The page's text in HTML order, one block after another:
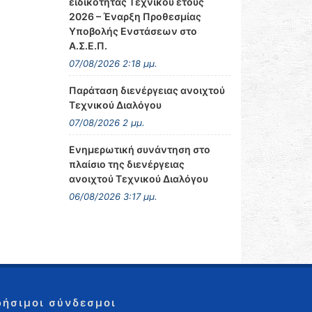
2026 – Έναρξη Προθεσμίας
Υποβολής Ενστάσεων στο
Α.Σ.Ε.Π.
07/08/2026 2:18 μμ.
Παράταση διενέργειας ανοιχτού
Τεχνικού Διαλόγου
07/08/2026 2 μμ.
Ενημερωτική συνάντηση στο
πλαίσιο της διενέργειας
ανοιχτού Τεχνικού Διαλόγου
06/08/2026 3:17 μμ.
σύνδεσμοι